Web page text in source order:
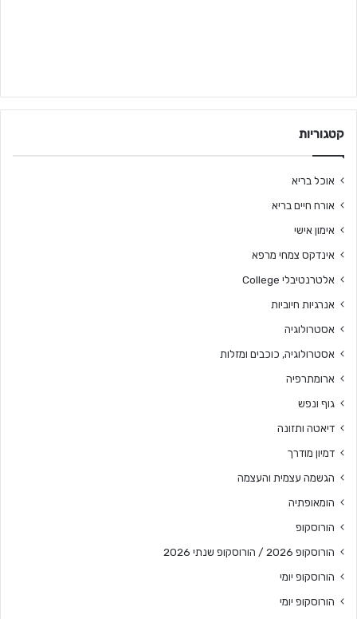
קטגוריות
אוכל בריא
אורח חיים בריא
אימון אישי
אינדקס צמחי מרפא
אלטרנטיבלי College
אנרגיות חיוביות
אסטרולוגיה
אסטרולוגיה, כוכבים ומזלות
ארומתרפיה
גוף ונפש
דיאטה ותזונה
דמיון מודרך
הגשמה עצמית והעצמה
הומאופתיה
הורוסקופ
הורוסקופ 2026 / הורוסקופ שנתי 2026
הורוסקופ יומי
הורוסקופ יומי